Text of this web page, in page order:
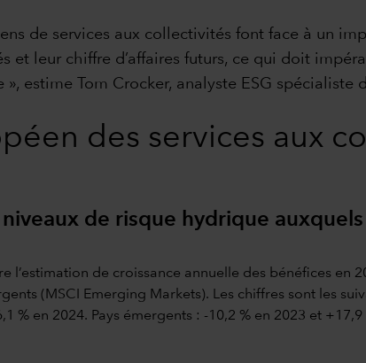
de services aux collectivités font face à un
et leur chiffre d’affaires futurs, ce qui doit
estime Tom Crocker, analyste ESG spécialiste
des services aux
de risque hydrique